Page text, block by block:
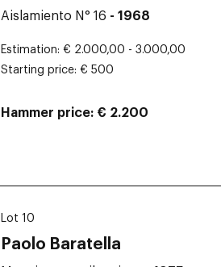
Aislamiento N° 16 - 1968
Estimation € 2.000,00 - 3.000,00
Starting price € 500
Hammer price € 2.200
Lot 10
Paolo Baratella